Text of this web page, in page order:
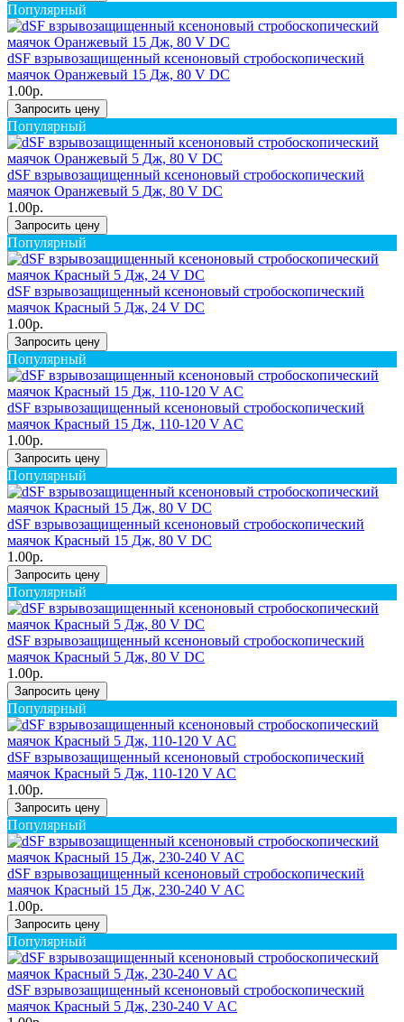
Популярный
dSF взрывозащищенный ксеноновый стробоскопический
маячок Оранжевый 15 Дж, 80 V DC
1.00р.
Запросить цену
Популярный
dSF взрывозащищенный ксеноновый стробоскопический
маячок Оранжевый 5 Дж, 80 V DC
1.00р.
Запросить цену
Популярный
dSF взрывозащищенный ксеноновый стробоскопический
маячок Красный 5 Дж, 24 V DC
1.00р.
Запросить цену
Популярный
dSF взрывозащищенный ксеноновый стробоскопический
маячок Красный 15 Дж, 110-120 V AC
1.00р.
Запросить цену
Популярный
dSF взрывозащищенный ксеноновый стробоскопический
маячок Красный 15 Дж, 80 V DC
1.00р.
Запросить цену
Популярный
dSF взрывозащищенный ксеноновый стробоскопический
маячок Красный 5 Дж, 80 V DC
1.00р.
Запросить цену
Популярный
dSF взрывозащищенный ксеноновый стробоскопический
маячок Красный 5 Дж, 110-120 V AC
1.00р.
Запросить цену
Популярный
dSF взрывозащищенный ксеноновый стробоскопический
маячок Красный 15 Дж, 230-240 V AC
1.00р.
Запросить цену
Популярный
dSF взрывозащищенный ксеноновый стробоскопический
маячок Красный 5 Дж, 230-240 V AC